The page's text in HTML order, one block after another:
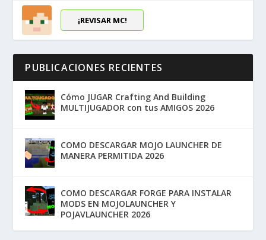
¡REVISAR MC!
PUBLICACIONES RECIENTES
Cómo JUGAR Crafting And Building
MULTIJUGADOR con tus AMIGOS 2026
COMO DESCARGAR MOJO LAUNCHER DE
MANERA PERMITIDA 2026
COMO DESCARGAR FORGE PARA INSTALAR
MODS EN MOJOLAUNCHER Y
POJAVLAUNCHER 2026